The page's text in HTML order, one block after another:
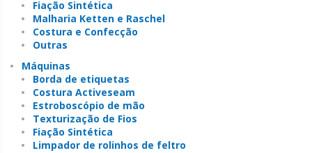
Fiação Sintética
Malharia Ketten e Raschel
Costura e Confecção
Outras
Máquinas
Borda de etiquetas
Costura Activeseam
Estroboscópio de mão
Texturização de Fios
Fiação Sintética
Limpador de rolinhos de feltro